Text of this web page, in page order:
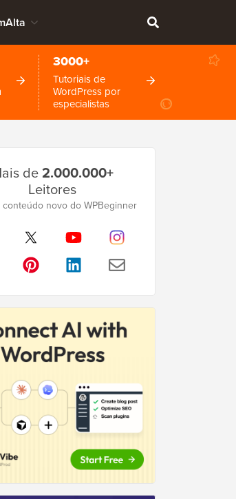
3000+
Tutoriais de
WordPress por
especialistas
de2.000.000+
Leitores
conteúdo novo do WPBeginner